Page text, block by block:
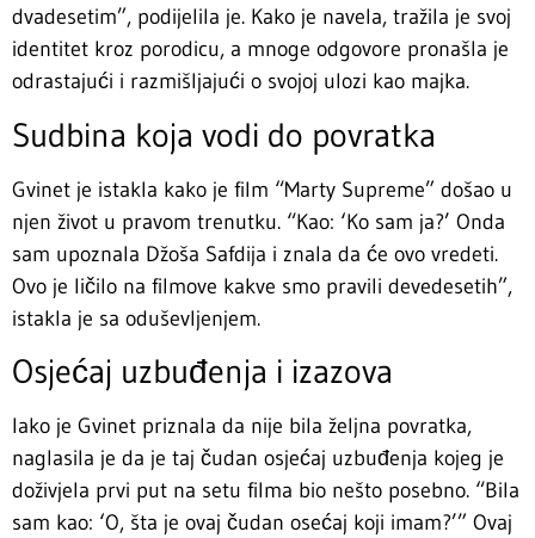
dvadesetim”, podijelila je. Kako je navela, tražila je svoj
identitet kroz porodicu, a mnoge odgovore pronašla je
odrastajući i razmišljajući o svojoj ulozi kao majka.
Sudbina koja vodi do povratka
Gvinet je istakla kako je film “Marty Supreme” došao u
njen život u pravom trenutku. “Kao: ‘Ko sam ja?’ Onda
sam upoznala Džoša Safdija i znala da će ovo vredeti.
Ovo je ličilo na filmove kakve smo pravili devedesetih”,
istakla je sa oduševljenjem.
Osjećaj uzbuđenja i izazova
Iako je Gvinet priznala da nije bila željna povratka,
naglasila je da je taj čudan osjećaj uzbuđenja kojeg je
doživjela prvi put na setu filma bio nešto posebno. “Bila
sam kao: ‘O, šta je ovaj čudan osećaj koji imam?’” Ovaj